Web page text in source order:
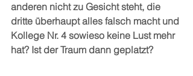
anderen nicht zu Gesicht steht, die
dritte überhaupt alles falsch macht und
Kollege Nr. 4 sowieso keine Lust mehr
hat? Ist der Traum dann geplatzt?